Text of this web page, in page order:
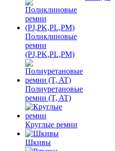
Поликлиновые
ремни
(PJ,PK,PL,PM)
Полиуретановые
ремни (T, AT)
Круглые ремни
Шкивы